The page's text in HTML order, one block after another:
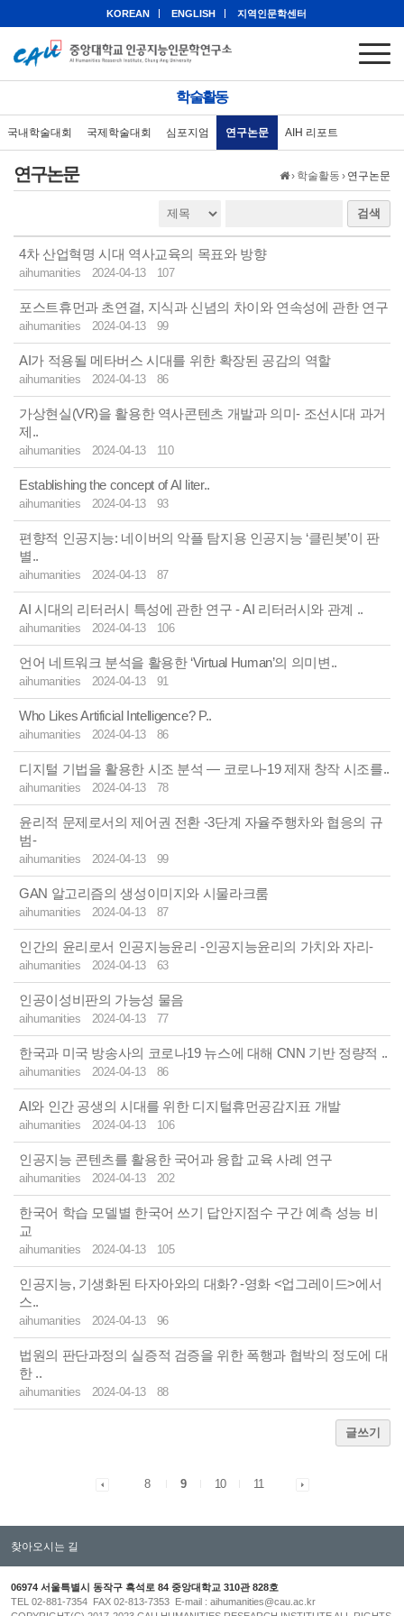
KOREAN ENGLISH 지역인문학센터
학술활동
국내학술대회 국제학술대회 심포지엄 연구논문 AIH 리포트
› 학술활동 › 연구논문
연구논문
검색
4차 산업혁명 시대 역사교육의 목표와 방향
aihumanities 2024-04-13 107
포스트휴먼과 초연결, 지식과 신념의 차이와 연속성에 관한 연구
aihumanities 2024-04-13 99
AI가 적용될 메타버스 시대를 위한 확장된 공감의 역할
aihumanities 2024-04-13 86
가상현실(VR)을 활용한 역사콘텐츠 개발과 의미- 조선시대 과거
제..
aihumanities 2024-04-13 110
Establishing the concept of AI liter..
aihumanities 2024-04-13 93
편향적 인공지능: 네이버의 악플 탐지용 인공지능 ‘클린봇’이 판
별..
aihumanities 2024-04-13 87
AI 시대의 리터러시 특성에 관한 연구 - AI 리터러시와 관계 ..
aihumanities 2024-04-13 106
언어 네트워크 분석을 활용한 ‘Virtual Human’의 의미변..
aihumanities 2024-04-13 91
Who Likes Artificial Intelligence? P..
aihumanities 2024-04-13 86
디지털 기법을 활용한 시조 분석 ― 코로나-19 제재 창작 시조를..
aihumanities 2024-04-13 78
윤리적 문제로서의 제어권 전환 -3단계 자율주행차와 협응의 규
범-
aihumanities 2024-04-13 99
GAN 알고리즘의 생성이미지와 시물라크룸
aihumanities 2024-04-13 87
인간의 윤리로서 인공지능윤리 -인공지능윤리의 가치와 자리-
aihumanities 2024-04-13 63
인공이성비판의 가능성 물음
aihumanities 2024-04-13 77
한국과 미국 방송사의 코로나19 뉴스에 대해 CNN 기반 정량적 ..
aihumanities 2024-04-13 86
AI와 인간 공생의 시대를 위한 디지털휴먼공감지표 개발
aihumanities 2024-04-13 106
인공지능 콘텐츠를 활용한 국어과 융합 교육 사례 연구
aihumanities 2024-04-13 202
한국어 학습 모델별 한국어 쓰기 답안지점수 구간 예측 성능 비
교
aihumanities 2024-04-13 105
인공지능, 기생화된 타자아와의 대화? -영화 <업그레이드>에서
스..
aihumanities 2024-04-13 96
법원의 판단과정의 실증적 검증을 위한 폭행과 협박의 정도에 대
한 ..
aihumanities 2024-04-13 88
글쓰기
8 9 10 11
찾아오시는 길
06974 서울특별시 동작구 흑석로 84 중앙대학교 310관 828호
TEL 02-881-7354 FAX 02-813-7353 E-mail : aihumanities@cau.ac.kr